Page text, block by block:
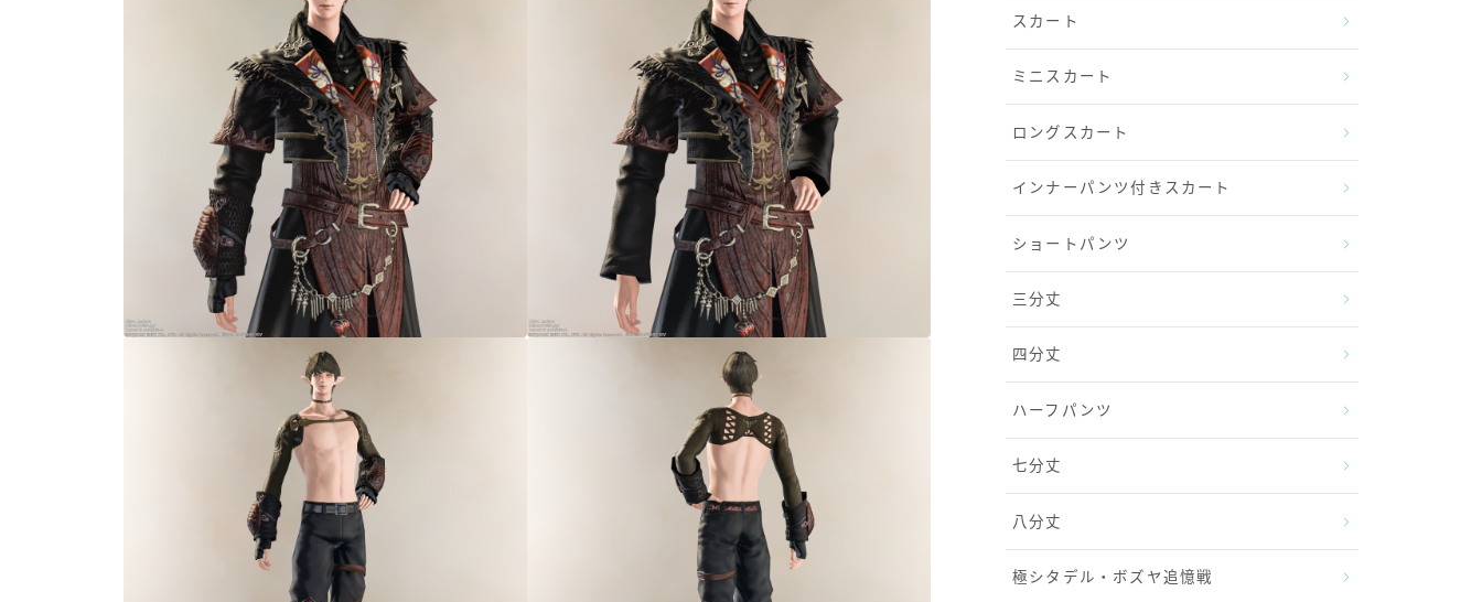
ハーフパンツ
七分丈
八分丈
極シタデル・ボズヤ追憶戦
スカート
ミニスカート
ロングスカート
インナーパンツ付きスカート
ショートパンツ
三分丈
四分丈
ハーフパンツ
七分丈
八分丈
極シタデル・ボズヤ追憶戦